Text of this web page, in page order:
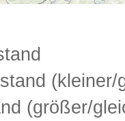
(kleiner/
(größer/